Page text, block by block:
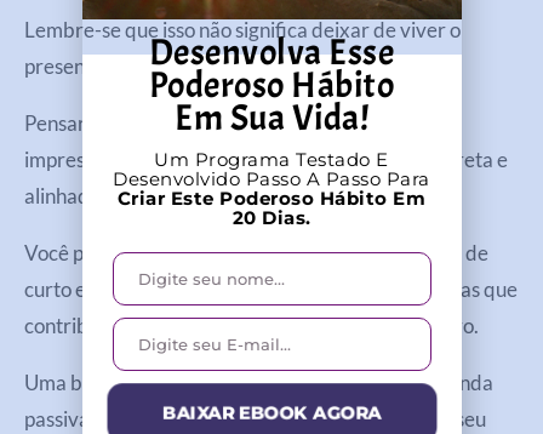
Lembre-se que isso não significa deixar de viver o
presente, ok?!
Pensar no que você quer e deseja para o futuro é
imprescindível para agir no agora de maneira correta e
alinhada.
Você pode ainda desenvolver um plano financeiro de
curto e longo prazo, estabelecendo metas pequenas que
contribuirão para atingir uma meta maior no futuro.
Uma boa dica é investir a fim de conseguir uma renda
passiva, isto é, rendimentos que ajudarão a fazer seu
Desenvolva Esse
Poderoso Hábito
Em Sua Vida!
Um Programa Testado E
Desenvolvido Passo A Passo Para
Criar Este Poderoso Hábito Em
20 Dias.
BAIXAR EBOOK AGORA